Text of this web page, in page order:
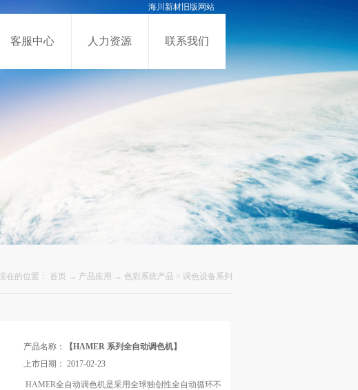
海川新材旧版网站
客服中心 人力资源 联系我们
在的位置： 首页 → 产品应用 → 色彩系统产品 > 调色设备系列
产品名称：
【HAMER 系列全自动调色机】
上市日期： 2017-02-23
HAMER全自动调色机是采用全球独创性全自动循环不